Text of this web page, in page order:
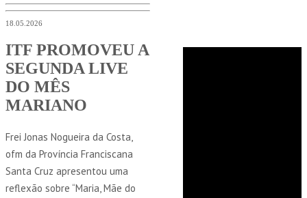
18.05.2026
ITF PROMOVEU A
SEGUNDA LIVE
DO MÊS
MARIANO
Frei Jonas Nogueira da Costa,
ofm da Província Franciscana
Santa Cruz apresentou uma
reflexão sobre “Maria, Mãe do